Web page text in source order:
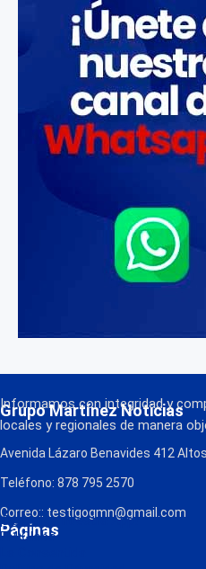
Grupo Martínez Noticias
Informamos con integridad y
locales y regionales de manera
Avenida Lázaro Benavides 412
Teléfono: 878 795 2570
Correo:: testigogmn@gmail.com
Páginas
¡Descarga nuestra App!
FM Globo